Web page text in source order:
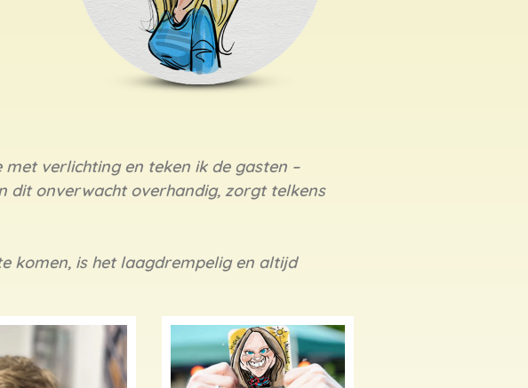
verlichting en teken ik de gasten –
dit onverwacht overhandig, zorgt telkens
komen, is het laagdrempelig en altijd